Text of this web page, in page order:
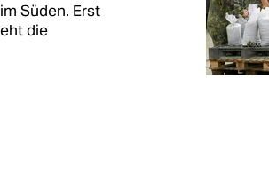
Süden. Erst
die